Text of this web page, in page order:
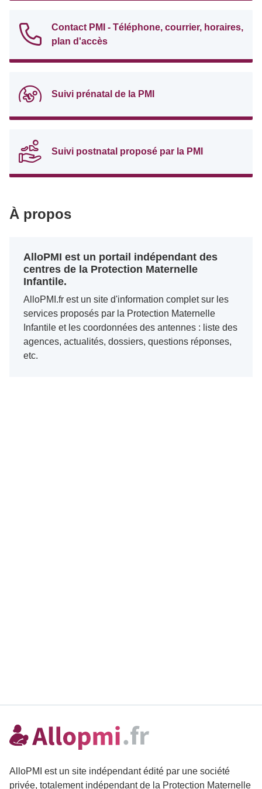
Contact PMI - Téléphone, courrier, horaires,
plan d'accès
Suivi prénatal de la PMI
Suivi postnatal proposé par la PMI
À propos
AlloPMI est un portail indépendant des
centres de la Protection Maternelle
Infantile.
AlloPMI.fr est un site d'information complet sur les
services proposés par la Protection Maternelle
Infantile et les coordonnées des antennes : liste des
agences, actualités, dossiers, questions réponses,
etc.
AlloPMI est un site indépendant édité par une société
privée, totalement indépendant de la Protection Maternelle